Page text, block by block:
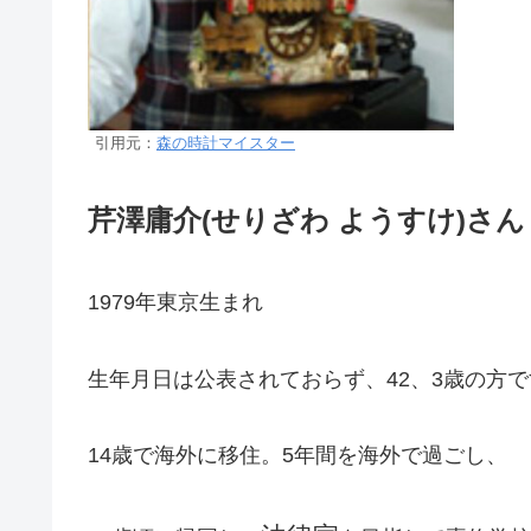
引用元： 森の時計マイスター
芹澤庸介(せりざわ ようすけ)さん
1979年東京生まれ
生年月日は公表されておらず、42、3歳の方
14歳で海外に移住。5年間を海外で過ごし、